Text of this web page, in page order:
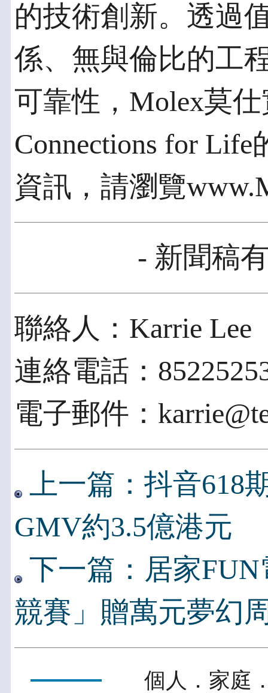
的技術創新。透過
係、無與倫比的工
可靠性，Molex莫仕
Connections for
資訊，請瀏覽
- 新聞稿
聯絡人：Karrie Lee
連絡電話：
電子郵件：
上一篇：抖音618
GMV約3.5億港元
下一篇：居家
競賽」贈萬元夢幻
個人．家庭